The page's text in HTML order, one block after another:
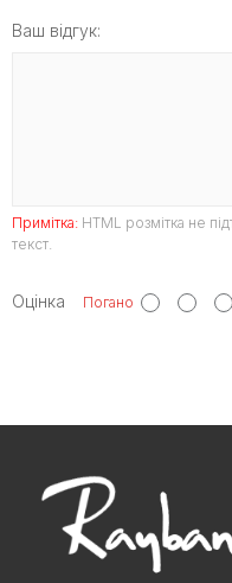
Ваш відгук:
Примітка: HTML розмітка не
текст.
Оцінка Погано